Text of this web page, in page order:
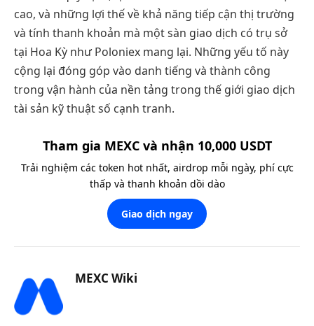
cao, và những lợi thế về khả năng tiếp cận thị trường
và tính thanh khoản mà một sàn giao dịch có trụ sở
tại Hoa Kỳ như Poloniex mang lại. Những yếu tố này
cộng lại đóng góp vào danh tiếng và thành công
trong vận hành của nền tảng trong thế giới giao dịch
tài sản kỹ thuật số cạnh tranh.
Tham gia MEXC và nhận 10,000 USDT
Trải nghiệm các token hot nhất, airdrop mỗi ngày, phí cực
thấp và thanh khoản dồi dào
Giao dịch ngay
MEXC Wiki